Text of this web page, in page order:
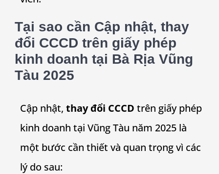
Tại sao cần Cập nhật, thay
đổi CCCD trên giấy phép
kinh doanh tại Bà Rịa Vũng
Tàu 2025
Cập nhật, thay đổi CCCD trên giấy phép
kinh doanh tại Vũng Tàu năm 2025 là
một bước cần thiết và quan trọng vì các
lý do sau: